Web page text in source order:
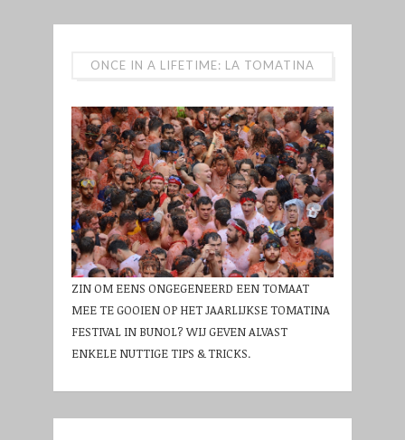
ONCE IN A LIFETIME: LA TOMATINA
ZIN OM EENS ONGEGENEERD EEN TOMAAT
MEE TE GOOIEN OP HET JAARLIJKSE TOMATINA
FESTIVAL IN BUNOL? WIJ GEVEN ALVAST
ENKELE NUTTIGE TIPS & TRICKS.